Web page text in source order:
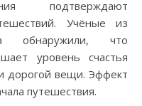
подтверждают
Учёные из
обнаружили, что
уровень счастья
дорогой вещи. Эффект
путешествия.